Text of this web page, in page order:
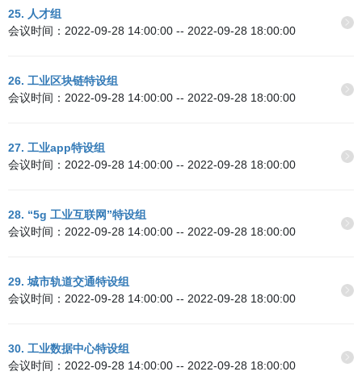
25. 人才组
会议时间：2022-09-28 14:00:00 -- 2022-09-28 18:00:00
26. 工业区块链特设组
会议时间：2022-09-28 14:00:00 -- 2022-09-28 18:00:00
27. 工业app特设组
会议时间：2022-09-28 14:00:00 -- 2022-09-28 18:00:00
28. “5g 工业互联网”特设组
会议时间：2022-09-28 14:00:00 -- 2022-09-28 18:00:00
29. 城市轨道交通特设组
会议时间：2022-09-28 14:00:00 -- 2022-09-28 18:00:00
30. 工业数据中心特设组
会议时间：2022-09-28 14:00:00 -- 2022-09-28 18:00:00